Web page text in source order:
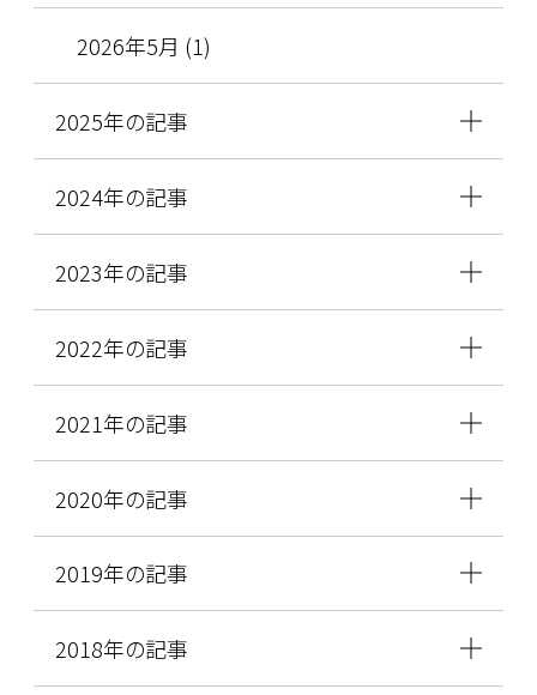
2026年5月 (1)
2025年の記事
2024年の記事
2023年の記事
2022年の記事
2021年の記事
2020年の記事
2019年の記事
2018年の記事